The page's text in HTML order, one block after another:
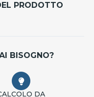
PRODOTTO
BISOGNO?
DA